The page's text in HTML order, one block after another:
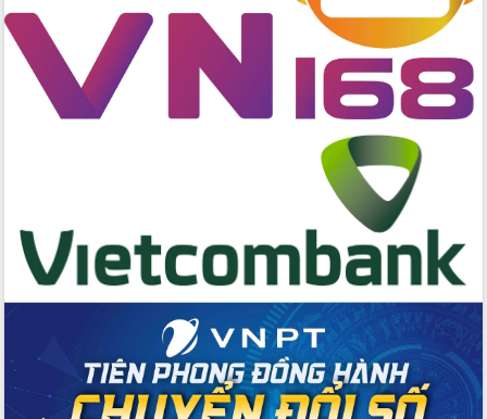
Đắk Lắk thời kỳ 2021-2030, tầm nhìn
đến năm 2050
Phát động chiến dịch 30 ngày đêm
giải phóng mặt bằng Tuyến đường bộ
ven biển
với Tập đoàn Bưu chính Viễn thông
Việt Nam
Đắk Lắk về phát triển nhân lực y tế
Du lịch Đắk Lắk nâng tầm trải nghiệm
du khách thông qua Hệ thống cơ sở dữ
liệu và Bản đồ số